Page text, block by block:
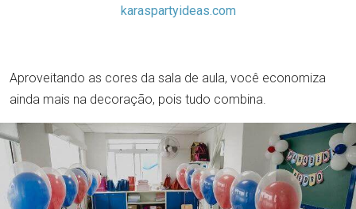
karaspartyideas.com
Aproveitando as cores da sala de aula, você economiza
ainda mais na decoração, pois tudo combina.